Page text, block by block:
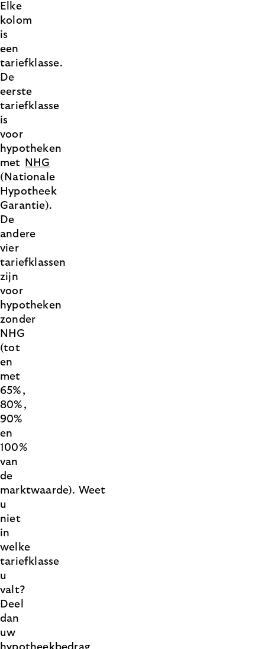
Elke
kolom
is
een
tariefklasse.
De
eerste
tariefklasse
is
voor
hypotheken
met
NHG
(Nationale
Hypotheek
Garantie).
De
andere
vier
tariefklassen
zijn
voor
hypotheken
zonder
NHG
(tot
en
met
65%,
80%,
90%
en
100%
van
de
marktwaarde). Weet
u
niet
in
welke
tariefklasse
u
valt?
Deel
dan
uw